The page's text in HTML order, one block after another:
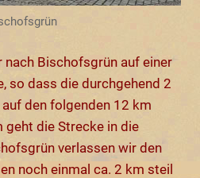
nach Bischofsgrün auf einer
so dass die durchgehend 2
den folgenden 12 km
die Strecke in die
verlassen wir den
noch einmal ca. 2 km steil